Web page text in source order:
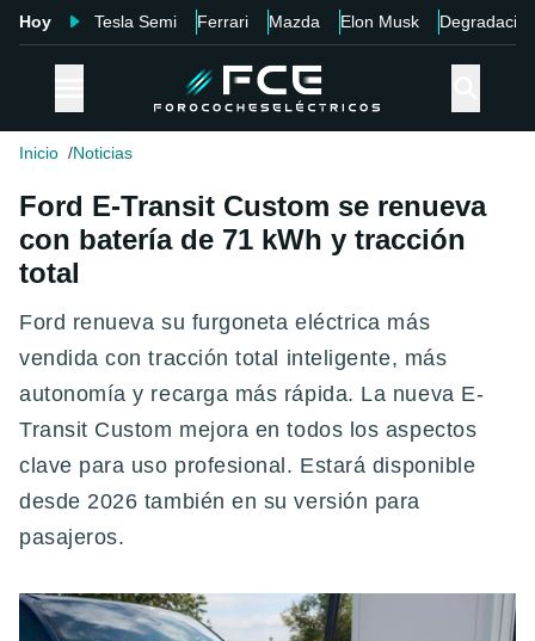
Hoy Tesla Semi Ferrari Mazda Elon Musk Degradación
Inicio Noticias
Ford E-Transit Custom se renueva
con batería de 71 kWh y tracción
total
Ford renueva su furgoneta eléctrica más
vendida con tracción total inteligente, más
autonomía y recarga más rápida. La nueva E-
Transit Custom mejora en todos los aspectos
clave para uso profesional. Estará disponible
desde 2026 también en su versión para
pasajeros.